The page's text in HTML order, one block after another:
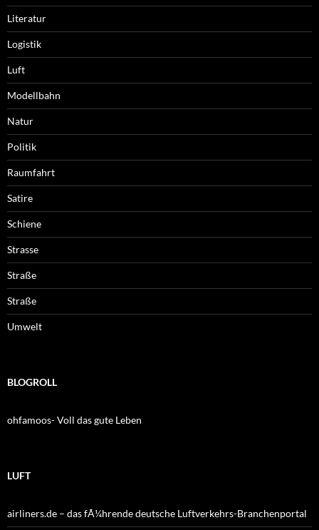
Literatur
Logistik
Luft
Modellbahn
Natur
Politik
Raumfahrt
Satire
Schiene
Strasse
Straße
Straße
Umwelt
BLOGROLL
ohfamoos- Voll das gute Leben
LUFT
airliners.de – das fÃ¼hrende deutsche Luftverkehrs-Branchenportal